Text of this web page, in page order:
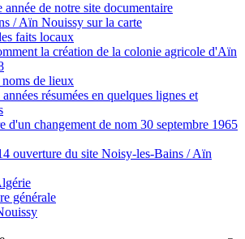
année de notre site documentaire
/ Aïn Nouissy sur la carte
faits locaux
la création de la colonie agricole d'Aïn
de lieux
résumées en quelques lignes et
d'un changement de nom 30 septembre 1965
ouverture du site Noisy-les-Bains / Aïn
générale